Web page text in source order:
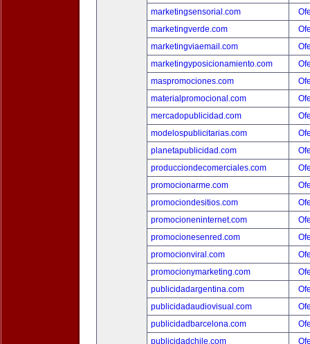
marketingsensorial.com
marketingverde.com
marketingviaemail.com
marketingyposicionamiento.com
maspromociones.com
materialpromocional.com
mercadopublicidad.com
modelospublicitarias.com
planetapublicidad.com
producciondecomerciales.com
promocionarme.com
promociondesitios.com
promocioneninternet.com
promocionesenred.com
promocionviral.com
promocionymarketing.com
publicidadargentina.com
publicidadaudiovisual.com
publicidadbarcelona.com
publicidadchile.com